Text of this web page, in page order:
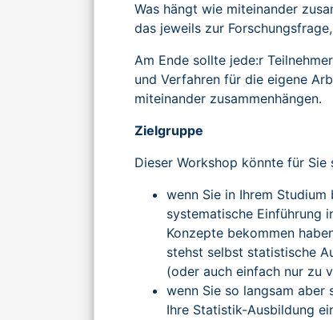
Was hängt wie miteinander
das jeweils zur
Am Ende sollte jede:r
und Verfahren für die eigene
miteinander zusammenhängen.
Zielgruppe
Dieser Workshop könnte für Sie
wenn Sie in Ihrem
systematische Einführung
Konzepte bekommen
stehst selbst statistische
(oder auch einfach nur zu
wenn Sie so langsam aber
Ihre Statistik-Ausbildung